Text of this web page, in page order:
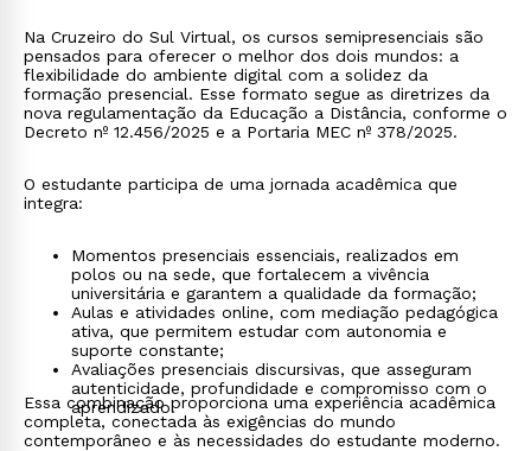
Na Cruzeiro do Sul Virtual, os cursos semipresenciais são
pensados para oferecer o melhor dos dois mundos: a
flexibilidade do ambiente digital com a solidez da
formação presencial. Esse formato segue as diretrizes da
nova regulamentação da Educação a Distância, conforme o
Decreto nº 12.456/2025 e a Portaria MEC nº 378/2025.
O estudante participa de uma jornada acadêmica que
integra:
Momentos presenciais essenciais, realizados em
polos ou na sede, que fortalecem a vivência
universitária e garantem a qualidade da formação;
Aulas e atividades online, com mediação pedagógica
ativa, que permitem estudar com autonomia e
suporte constante;
Avaliações presenciais discursivas, que asseguram
autenticidade, profundidade e compromisso com o
aprendizado.
Essa combinação proporciona uma experiência acadêmica
completa, conectada às exigências do mundo
contemporâneo e às necessidades do estudante moderno.